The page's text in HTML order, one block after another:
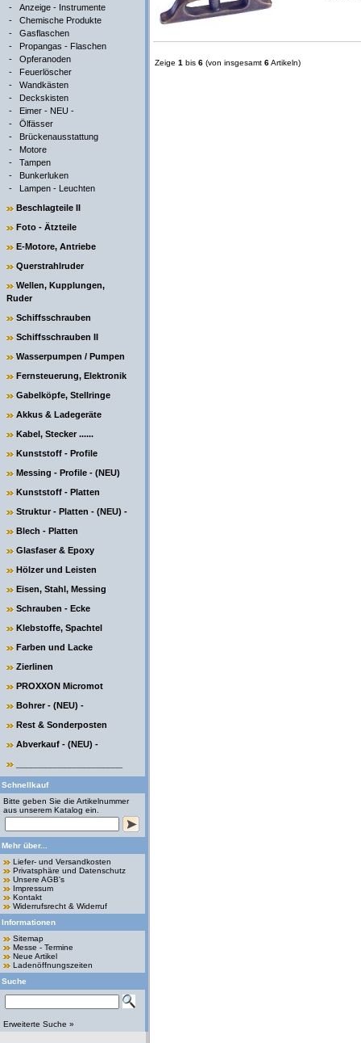
- Anzeige - Instrumente
- Chemische Produkte
- Gasflaschen
- Propangas - Flaschen
- Opferanoden
- Feuerlöscher
- Wandkästen
- Deckskisten
- Eimer - NEU -
- Ölfässer
- Brückenausstattung
- Motore
- Tampen
- Bunkerluken
- Lampen - Leuchten
Beschlagteile II
Foto - Ätzteile
E-Motore, Antriebe
Querstrahlruder
Wellen, Kupplungen,
Ruder
Schiffsschrauben
Schiffsschrauben II
Wasserpumpen / Pumpen
Fernsteuerung, Elektronik
Gabelköpfe, Stellringe
Akkus & Ladegeräte
Kabel, Stecker ......
Kunststoff - Profile
Messing - Profile - (NEU)
Kunststoff - Platten
Struktur - Platten - (NEU) -
Blech - Platten
Glasfaser & Epoxy
Hölzer und Leisten
Eisen, Stahl, Messing
Schrauben - Ecke
Klebstoffe, Spachtel
Farben und Lacke
Zierlinen
PROXXON Micromot
Bohrer - (NEU) -
Rest & Sonderposten
Abverkauf - (NEU) -
Schnellkauf
Bitte geben Sie die Artikelnummer
aus unserem Katalog ein.
Mehr über...
Liefer- und Versandkosten
Privatsphäre und Datenschutz
Unsere AGB's
Impressum
Kontakt
Widerrufsrecht & Widerruf
Informationen
Sitemap
Messe - Termine
Neue Artikel
Ladenöffnungszeiten
Suche
Erweiterte Suche »
Zeige 1 bis 6 (von insgesamt 6Artikeln)